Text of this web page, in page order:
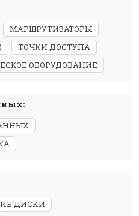
МАРШРУТИЗАТОРЫ
ТОЧКИ ДОСТУПА
ОБОРУДОВАНИЕ
ДИСКИ